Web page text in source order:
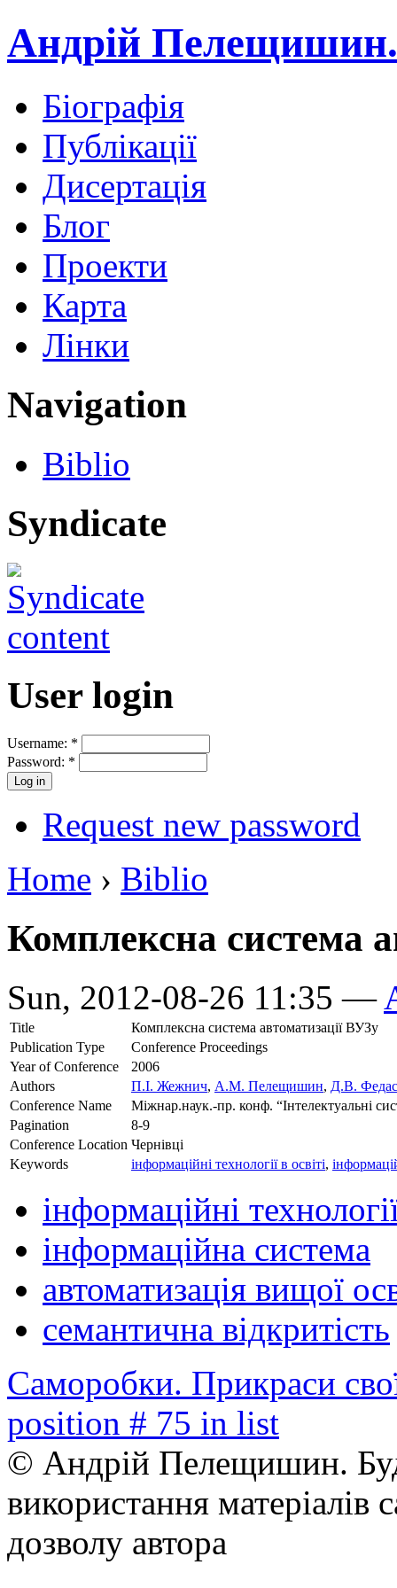
Андрій
Біографія
Публікації
Дисертація
Блог
Проекти
Карта
Лінки
Navigation
Biblio
Syndicate
User login
Username: *
Password: *
Request new password
Home › Biblio
Комплексна система
Sun, 2012-08-26 11:35 —
Title
Комплексна система автоматизації ВУЗу
Publication Type
Conference Proceedings
Year of Conference
2006
Authors
П.І. Жежнич, А.М. Пелещишин, Д.В.
Conference Name
Міжнар.наук.-пр. конф. “Інтелектуальні
Pagination
8-9
Conference Location Чернівці
Keywords
інформаційні технології в освіті,
інформаційні
інформаційна система
автоматизація вищої
семантична відкритість
Саморобки. Прикраси
position # 75 in list
© Андрій Пелещишин.
використання матеріалів
дозволу автора